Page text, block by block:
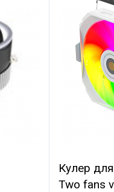
Кулер
Two fans